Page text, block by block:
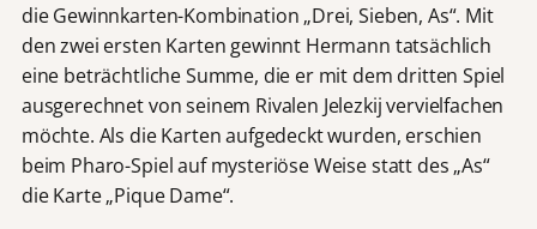
die Gewinnkarten-Kombination „Drei, Sieben, As“. Mit
den zwei ersten Karten gewinnt Hermann tatsächlich
eine beträchtliche Summe, die er mit dem dritten Spiel
ausgerechnet von seinem Rivalen Jelezkij vervielfachen
möchte. Als die Karten aufgedeckt wurden, erschien
beim Pharo-Spiel auf mysteriöse Weise statt des „As“
die Karte „Pique Dame“.